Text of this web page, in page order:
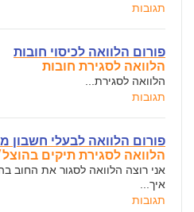
תגובות
פורום הלוואה לכיסוי חובות
הלוואה לסגירת חובות
הלוואה לסגירת...
תגובות
פורום הלוואה לבעלי חשבון
הלוואה לסגירת תיקים
אני רוצה הלוואה לסגור את החוב
איך...
תגובות